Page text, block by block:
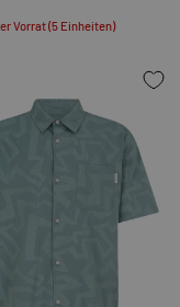
Vorrat (5 Einheiten)